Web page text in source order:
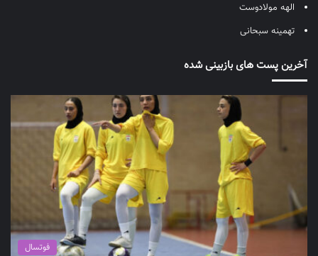
الهه مولادوست
تهمینه سبحانی
آخرین پست های بازبینی شده
فوتسال